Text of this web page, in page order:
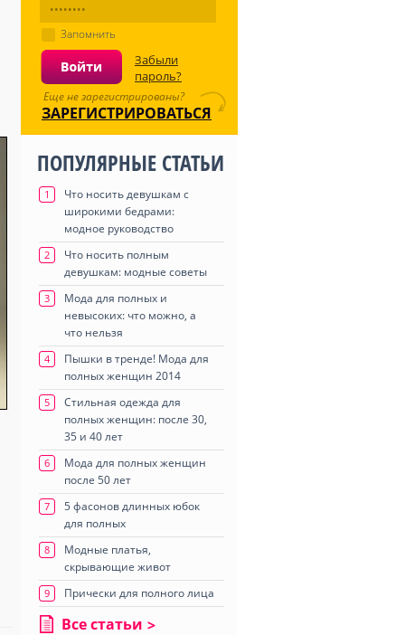
Запомнить
Забыли
пароль?
Еще не зарегистрированы?
ЗАРЕГИСТРИРОВАТЬСЯ
ПОПУЛЯРНЫЕ СТАТЬИ
1
Что носить девушкам с
широкими бедрами:
модное руководство
2
Что носить полным
девушкам: модные советы
3
Мода для полных и
невысоких: что можно, а
что нельзя
4
Пышки в тренде! Мода для
полных женщин 2014
5
Стильная одежда для
полных женщин: после 30,
35 и 40 лет
6
Мода для полных женщин
после 50 лет
7
5 фасонов длинных юбок
для полных
8
Модные платья,
скрывающие живот
9 Прически для полного лица
Все статьи